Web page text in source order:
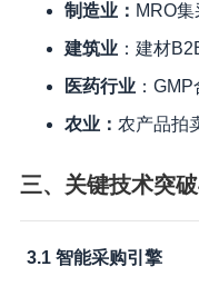
制造业： MRO
建筑业：建材
医药行业：GMP
农业： 农产品拍
三、关键技术突
3.1 智能采购引擎